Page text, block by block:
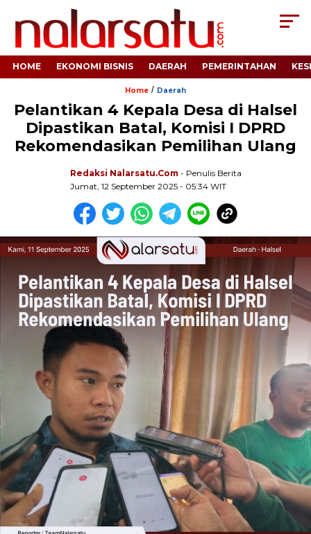
HOME EKONOMI BISNIS DAERAH PEMERINTAHAN
Home / Daerah
Pelantikan 4 Kepala Desa di Halsel
Dipastikan Batal, Komisi I DPRD
Rekomendasikan Pemilihan Ulang
Redaksi Nalarsatu.com - Penulis Berita
Jumat, 12 September 2025 - 05:34 WIT